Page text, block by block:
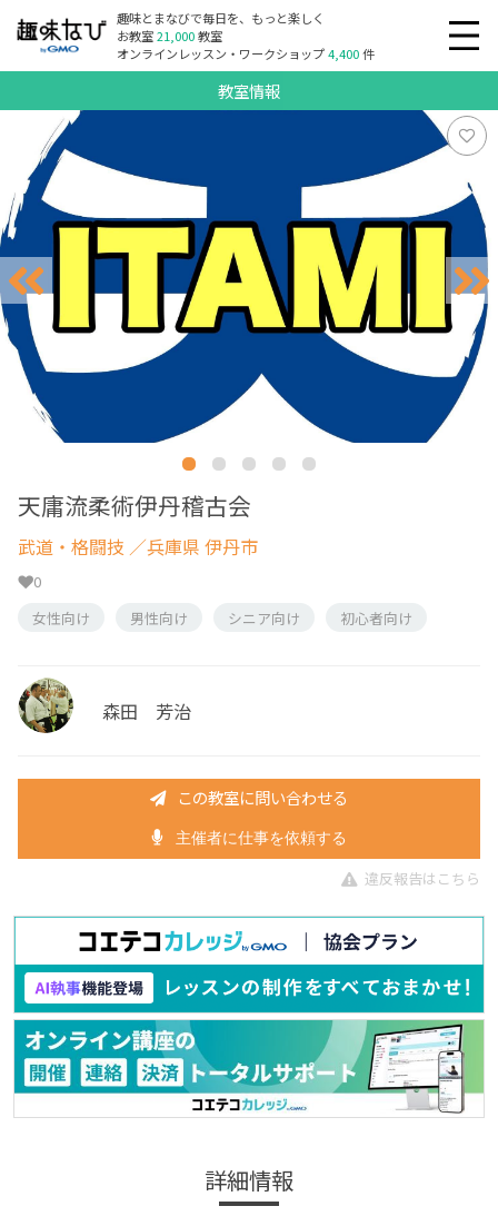
趣味とまなびで毎日を、もっと楽しく
お教室21,000教室
オンラインレッスン・ワークショップ4,400件
教室情報
天庸流柔術伊丹稽古会
武道・格闘技 ／兵庫県 伊丹市
0
女性向け
男性向け シニア向け 初心者向け
森田 芳治
この教室に問い合わせる
主催者に仕事を依頼する
違反報告はこちら
詳細情報